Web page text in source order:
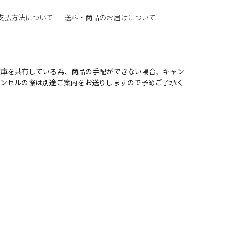
払方法について
送料・商品のお届けについて
を共有している為、商品の手配ができない場合、キャン
セルの際は別途ご案内をお送りしますので予めご了承く